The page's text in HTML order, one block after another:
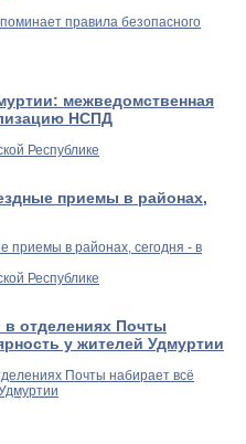
межведомственная
НСПД
Республике
приемы в районах,
Республике
в отделениях Почты
у жителей Удмуртии